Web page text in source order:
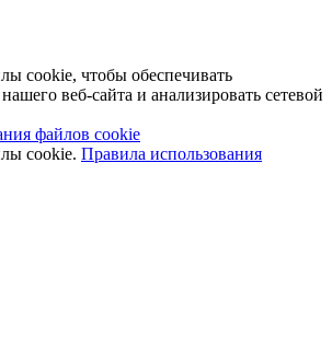
cookie, чтобы обеспечивать
веб-сайта и анализировать сетевой
файлов cookie
cookie. Правила использования